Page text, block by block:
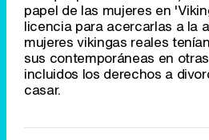
papel de las mujeres en
licencia para acercarlas a la
mujeres vikingas reales
sus contemporáneas en
incluidos los derechos a
casar.